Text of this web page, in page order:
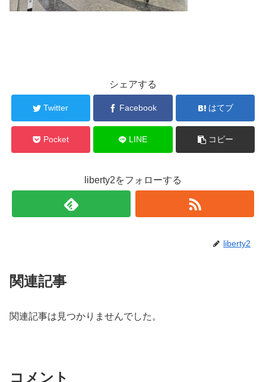
シェアする
Twitter Facebook はてブ
Pocket LINE コピー
liberty2をフォローする
liberty2
関連記事
関連記事は見つかりませんでした。
コメント